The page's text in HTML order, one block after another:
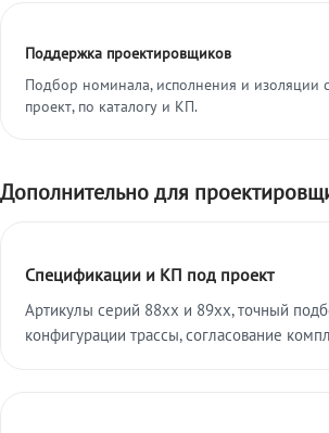
Поддержка проектировщиков
Подбор номинала, исполнения и изоляции
проект, по каталогу и КП.
Дополнительно для
Спецификации и КП под проект
Артикулы серий 88xx и 89xx, точный
конфигурации трассы, согласование